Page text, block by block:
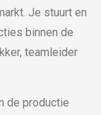
Je stuurt en
binnen de
teamleider
de productie